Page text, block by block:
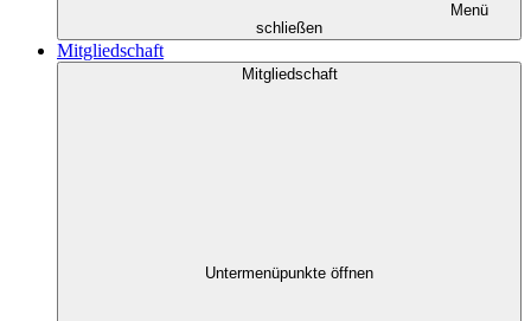
Menü
schließen
Mitgliedschaft
Mitgliedschaft
Untermenüpunkte öffnen